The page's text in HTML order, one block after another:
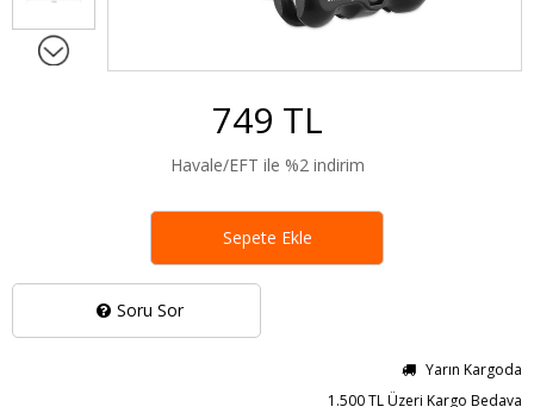
Soru Sor
749 TL
Havale/EFT ile %2 indirim
Yarın Kargoda
1.500 TL Üzeri Kargo Bedava
Sepete Ekle